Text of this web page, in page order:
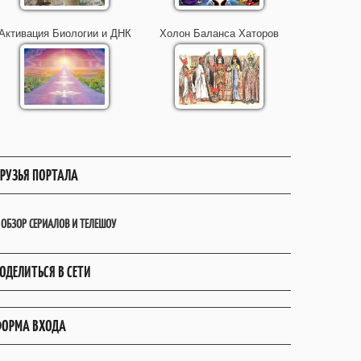
Биологии и ДНК Холон Баланса Хаторов
ПОРТАЛА
ОБЗОР СЕРИАЛОВ И ТЕЛЕШОУ
В СЕТИ
ВХОДА